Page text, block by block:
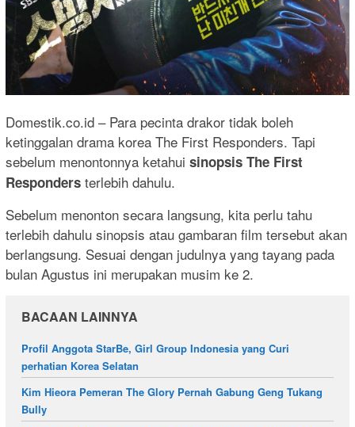
Domestik.co.id – Para pecinta drakor tidak boleh
ketinggalan drama korea The First Responders. Tapi
sebelum menontonnya ketahui sinopsis The First
Responders terlebih dahulu.
Sebelum menonton secara langsung, kita perlu tahu
terlebih dahulu sinopsis atau gambaran film tersebut akan
berlangsung. Sesuai dengan judulnya yang tayang pada
bulan Agustus ini merupakan musim ke 2.
BACAAN LAINNYA
Profil Anggota StarBe, Girl Group Indonesia yang Curi
perhatian Korea Selatan
Kim Hieora Pemeran The Glory Pernah Gabung Geng Tukang
Bully